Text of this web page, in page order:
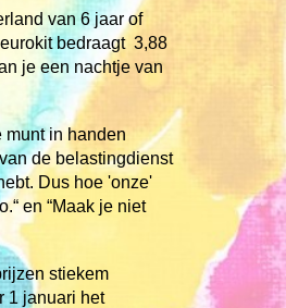
van 6 jaar of
bedraagt 3,88
je een nachtje van
munt in handen
de belastingdienst
Dus hoe 'onze'
en “Maak je niet
stiekem
1 januari het